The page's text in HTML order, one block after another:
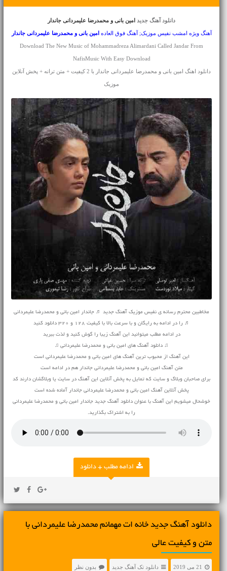
دانلود آهنگ جدید امین بانی و محمدرضا علیمردانی جاندار
آهنگ ویژه امشب نفیس موزیک; آهنگ فوق العادهامین بانی و محمدرضا علیمردانی جاندار
Download The New Music of Mohammadreza Alimardani Called Jandar From
NafisMusic With Easy Download
دانلود اهنگ امین بانی و محمدرضا علیمردانی جاندار با 2 کیفیت + متن ترانه + پخش آنلاین
موزیک
مخاطبین محترم رسانه ی نفیس موزیک آهنگ جدید ♬ جاندار امین بانی و محمدرضا علیمردانی
♬ را در ادامه به رایگان و با سرعت بالا با کیفیت 128 و 320 دانلود کنید
در ادامه مطلب میتوانید این آهنگ زیبا را گوش کنید و لذت ببرید
♫ دانلود آهنگ های امین بانی و محمدرضا علیمردانی ♫
این آهنگ از محبوب ترین آهنگ های امین بانی و محمدرضا علیمردانی است
متن آهنگ امین بانی و محمدرضا علیمردانی جاندار هم در ادامه است
برای صاحبان وبلاگ و سایت که تمایل به پخش آنلاین این آهنگ در سایت یا وبلاگشان دارند کد
پخش آنلاین آهنگ امین بانی و محمدرضا علیمردانی جاندار آماده شده است
خوشحال میشویم این آهنگ با عنوان دانلود آهنگ جدید جاندار امین بانی و محمدرضا علیمردانی
را به اشتراک بگذارید.
ادامه مطلب + دانلود
دانلود آهنگ جديد خانه ات مهمانم محمدرضا علیمردانی با
متن و کیفیت عالی
21 می 2019 دانلود تک آهنگ جدید بدون نظر